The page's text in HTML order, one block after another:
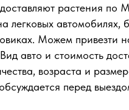
растения по
легковых автомобилях,
Можем привезти
авто и стоимость
возраста и
перед